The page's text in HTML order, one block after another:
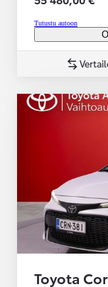
Tutustu autoon
Toyota